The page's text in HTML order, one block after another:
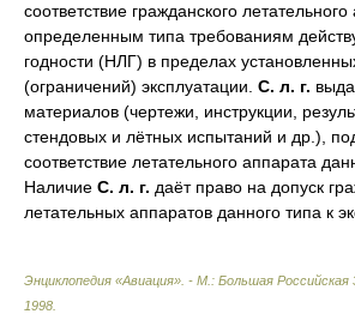
соответствие гражданского
определенным типа требованиям
годности (НЛГ) в пределах
(ограничений) эксплуатации. С. л. г.
материалов (чертежи, инструкции,
стендовых и лётных испытаний и др.),
соответствие летательного аппарата
Наличие С. л. г. даёт право на допуск
летательных аппаратов данного типа к
Энциклопедия «Авиация». - М.: Большая Российская
1998